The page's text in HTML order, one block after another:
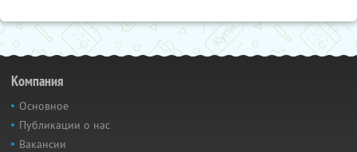
Компания
Основное
Публикации о нас
Вакансии